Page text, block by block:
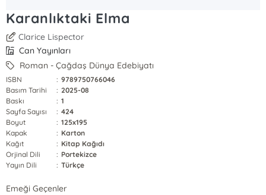
Karanlıktaki Elma
Clarice Lispector
Can Yayınları
Roman - Çağdaş Dünya Edebiyatı
ISBN : 9789750766046
Basım Tarihi
: 2025-08
Baskı
: 1
Sayfa Sayısı
: 424
Boyut
: 125x195
Kapak
: Karton
Kağıt
: Kitap Kağıdı
Orjinal Dili
: Portekizce
Yayın Dili
: Türkçe
Emeği Geçenler